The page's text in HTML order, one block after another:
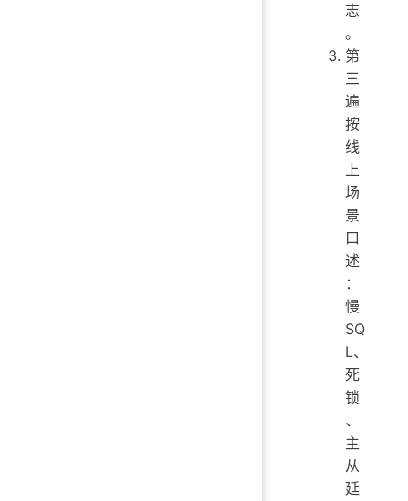
志
。
第
三
遍
按
线
上
场
景
口
述
：
慢
SQ
L、
死
锁
、
主
从
延